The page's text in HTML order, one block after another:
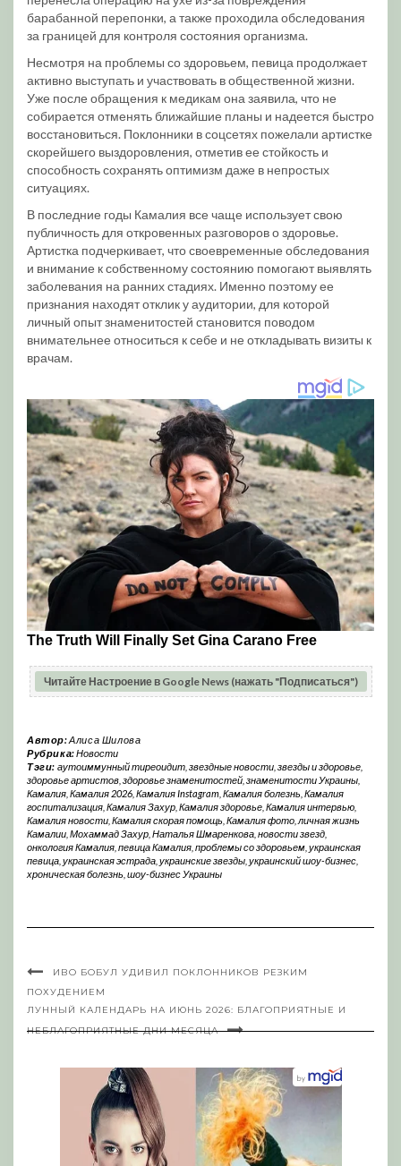
барабанной перепонки, а также проходила обследования
за границей для контроля состояния организма.
Несмотря на проблемы со здоровьем, певица продолжает
активно выступать и участвовать в общественной жизни.
Уже после обращения к медикам она заявила, что не
собирается отменять ближайшие планы и надеется быстро
восстановиться. Поклонники в соцсетях пожелали артистке
скорейшего выздоровления, отметив ее стойкость и
способность сохранять оптимизм даже в непростых
ситуациях.
В последние годы Камалия все чаще использует свою
публичность для откровенных разговоров о здоровье.
Артистка подчеркивает, что своевременные обследования
и внимание к собственному состоянию помогают выявлять
заболевания на ранних стадиях. Именно поэтому ее
признания находят отклик у аудитории, для которой
личный опыт знаменитостей становится поводом
внимательнее относиться к себе и не откладывать визиты к
врачам.
Читайте Настроение в Google News (нажать "Подписаться")
Автор:Алиса Шилова
Рубрика:Новости
Тэги: аутоиммунный тиреоидит, звездные новости, звезды и здоровье,
здоровье артистов здоровье знаменитостей знаменитости Украины
Камалия Камалия 2026 Камалия Instagram Камалия болезнь Камалия
госпитализация Камалия Захур Камалия здоровье Камалия интервью
Камалия новости Камалия скорая помощь Камалия фото личная жизнь
Камалии Мохаммад Захур Наталья Шмаренкова новости звезд
онкология Камалия певица Камалия проблемы со здоровьем украинская
певица украинская эстрада украинские звезды украинский шоу-бизнес
хроническая болезнь шоу-бизнес Украины
ИВО БОБУЛ УДИВИЛ ПОКЛОННИКОВ РЕЗКИМ
ПОХУДЕНИЕМ
ЛУННЫЙ КАЛЕНДАРЬ НА ИЮНЬ 2026: БЛАГОПРИЯТНЫЕ И
НЕБЛАГОПРИЯТНЫЕ ДНИ МЕСЯЦА